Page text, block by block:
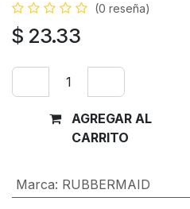
(0 reseña)
$ 23.33
AGREGAR AL
CARRITO
Marca: RUBBERMAID